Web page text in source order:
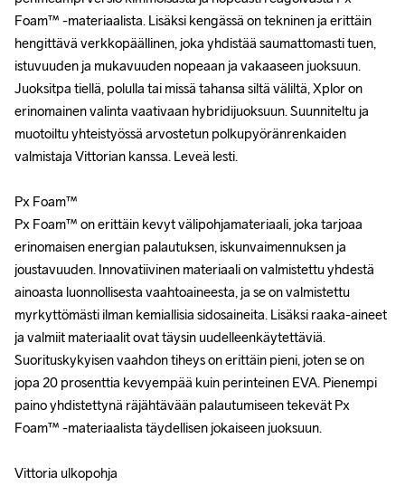
Foam™ -materiaalista. Lisäksi kengässä on tekninen ja erittäin
hengittävä verkkopäällinen, joka yhdistää saumattomasti tuen,
istuvuuden ja mukavuuden nopeaan ja vakaaseen juoksuun.
Juoksitpa tiellä, polulla tai missä tahansa siltä väliltä, ​​Xplor on
erinomainen valinta vaativaan hybridijuoksuun. Suunniteltu ja
muotoiltu yhteistyössä arvostetun polkupyöränrenkaiden
valmistaja Vittorian kanssa. Leveä lesti.
Px Foam™
Px Foam™ on erittäin kevyt välipohjamateriaali, joka tarjoaa
erinomaisen energian palautuksen, iskunvaimennuksen ja
joustavuuden. Innovatiivinen materiaali on valmistettu yhdestä
ainoasta luonnollisesta vaahtoaineesta, ja se on valmistettu
myrkyttömästi ilman kemiallisia sidosaineita. Lisäksi raaka-aineet
ja valmiit materiaalit ovat täysin uudelleenkäytettäviä.
Suorituskykyisen vaahdon tiheys on erittäin pieni, joten se on
jopa 20 prosenttia kevyempää kuin perinteinen EVA. Pienempi
paino yhdistettynä räjähtävään palautumiseen tekevät Px
Foam™ -materiaalista täydellisen jokaiseen juoksuun.
Vittoria ulkopohja
Foam™ -materiaalista. Lisäksi kengässä on tekninen ja erittäin
hengittävä verkkopäällinen, joka yhdistää saumattomasti tuen,
istuvuuden ja mukavuuden nopeaan ja vakaaseen juoksuun.
Juoksitpa tiellä, polulla tai missä tahansa siltä väliltä, ​​Xplor on
erinomainen valinta vaativaan hybridijuoksuun. Suunniteltu ja
muotoiltu yhteistyössä arvostetun polkupyöränrenkaiden
valmistaja Vittorian kanssa. Leveä lesti.
Px Foam™
Px Foam™ on erittäin kevyt välipohjamateriaali, joka tarjoaa
erinomaisen energian palautuksen, iskunvaimennuksen ja
joustavuuden. Innovatiivinen materiaali on valmistettu yhdestä
ainoasta luonnollisesta vaahtoaineesta, ja se on valmistettu
myrkyttömästi ilman kemiallisia sidosaineita. Lisäksi raaka-aineet
ja valmiit materiaalit ovat täysin uudelleenkäytettäviä.
Suorituskykyisen vaahdon tiheys on erittäin pieni, joten se on
jopa 20 prosenttia kevyempää kuin perinteinen EVA. Pienempi
paino yhdistettynä räjähtävään palautumiseen tekevät Px
Foam™ -materiaalista täydellisen jokaiseen juoksuun.
Vittoria ulkopohja